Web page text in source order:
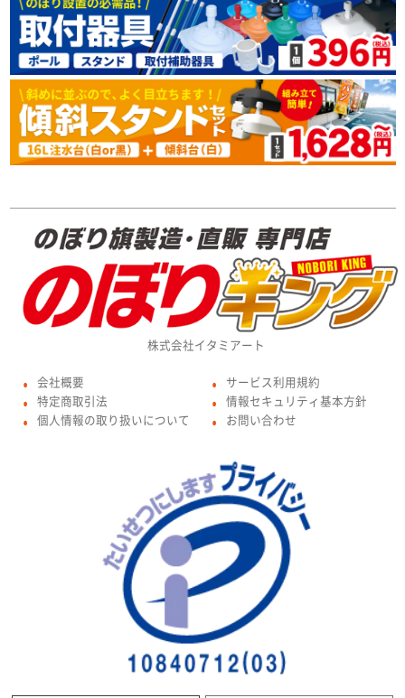
株式会社イタミアート
● 会社概要
● 特定商取引法
● 個人情報の取り扱いについて
● サービス利用規約
● 情報セキュリティ基本方針
● お問い合わせ